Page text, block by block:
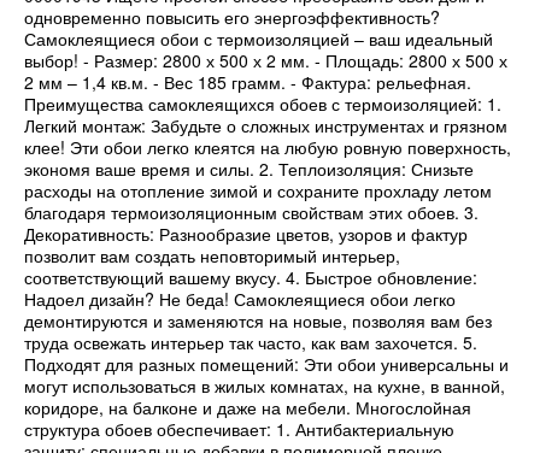
одновременно повысить его энергоэффективность?
Самоклеящиеся обои с термоизоляцией – ваш идеальный
выбор! - Размер: 2800 х 500 х 2 мм. - Площадь: 2800 х 500 х
2 мм – 1,4 кв.м. - Вес 185 грамм. - Фактура: рельефная.
Преимущества самоклеящихся обоев с термоизоляцией: 1.
Легкий монтаж: Забудьте о сложных инструментах и грязном
клее! Эти обои легко клеятся на любую ровную поверхность,
экономя ваше время и силы. 2. Теплоизоляция: Снизьте
расходы на отопление зимой и сохраните прохладу летом
благодаря термоизоляционным свойствам этих обоев. 3.
Декоративность: Разнообразие цветов, узоров и фактур
позволит вам создать неповторимый интерьер,
соответствующий вашему вкусу. 4. Быстрое обновление:
Надоел дизайн? Не беда! Самоклеящиеся обои легко
демонтируются и заменяются на новые, позволяя вам без
труда освежать интерьер так часто, как вам захочется. 5.
Подходят для разных помещений: Эти обои универсальны и
могут использоваться в жилых комнатах, на кухне, в ванной,
коридоре, на балконе и даже на мебели. Многослойная
структура обоев обеспечивает: 1. Антибактериальную